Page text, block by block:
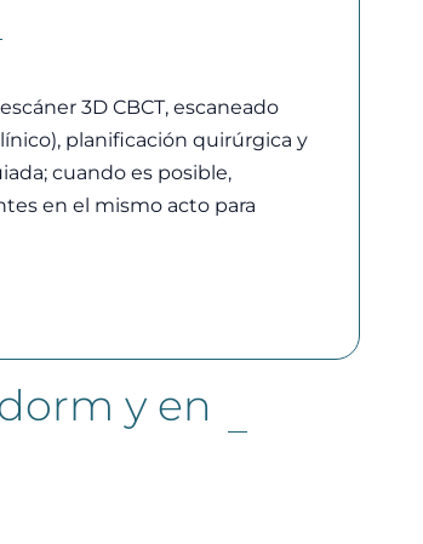
3D CBCT, escaneado
planificación quirúrgica y
cuando es posible,
en el mismo acto para
y en